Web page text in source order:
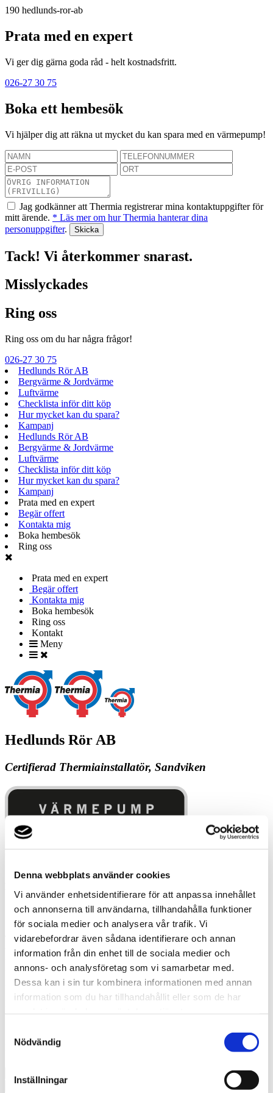
Denna webbplats använder cookies
Vi använder enhetsidentifierare för att anpassa innehållet
och annonserna till användarna, tillhandahålla funktioner
för sociala medier och analysera vår trafik. Vi
vidarebefordrar även sådana identifierare och annan
information från din enhet till de sociala medier och
annons- och analysföretag som vi samarbetar med.
Dessa kan i sin tur kombinera informationen med annan
information som du har tillhandahållit eller som de har
Nödvändig
Inställningar
190 hedlunds-ror-ab
Prata med en expert
Vi ger dig gärna goda råd - helt kostnadsfritt.
026-27 30 75
Boka ett hembesök
Vi hjälper dig att räkna ut mycket du kan spara med en värmepump!
Jag godkänner att Thermia registrerar mina kontaktuppgifter för
mitt ärende. * Läs mer om hur Thermia hanterar dina
personuppgifter.
Tack! Vi återkommer snarast.
Misslyckades
Ring oss
Ring oss om du har några frågor!
026-27 30 75
Hedlunds Rör AB
Bergvärme & Jordvärme
Luftvärme
Checklista inför ditt köp
Hur mycket kan du spara?
Kampanj
Hedlunds Rör AB
Bergvärme & Jordvärme
Luftvärme
Checklista inför ditt köp
Hur mycket kan du spara?
Kampanj
Prata med en expert
Begär offert
Kontakta mig
Boka hembesök
Ring oss
Prata med en expert
Begär offert
Kontakta mig
Boka hembesök
Ring oss
Kontakt
Meny
Hedlunds Rör AB
Certifierad Thermiainstallatör, Sandviken
100 år av värmländsk innovation
Thermia arbetar varje dag för att utveckla morgondagens
värmelösningar. Det gör att vi vågar lova unik kvalitet,
från naturen levererar Thermia, tillsammans med erfarna
installatörer, trygghet i varje steg.
KONTAKTA MIG
installatör